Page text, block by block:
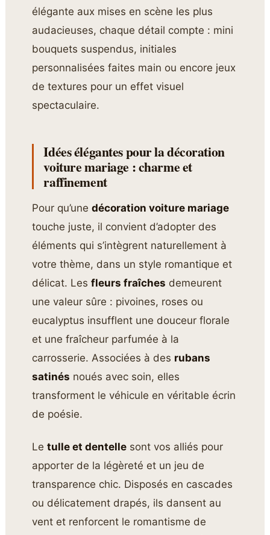
élégante aux mises en scène les plus
audacieuses, chaque détail compte : mini
bouquets suspendus, initiales
personnalisées faites main ou encore jeux
de textures pour un effet visuel
spectaculaire.
Idées élégantes pour la décoration
voiture mariage : charme et
raffinement
Pour qu’unedécoration voiture mariage
touche juste, il convient d’adopter des
éléments qui s’intègrent naturellement à
votre thème, dans un style romantique et
délicat. Lesfleurs fraîches demeurent
une valeur sûre : pivoines, roses ou
eucalyptus insufflent une douceur florale
et une fraîcheur parfumée à la
carrosserie. Associées à des rubans
satinés noués avec soin, elles
transforment le véhicule en véritable écrin
de poésie.
Letulle et dentelle sont vos alliés pour
apporter de la légèreté et un jeu de
transparence chic. Disposés en cascades
ou délicatement drapés, ils dansent au
vent et renforcent le romantisme de